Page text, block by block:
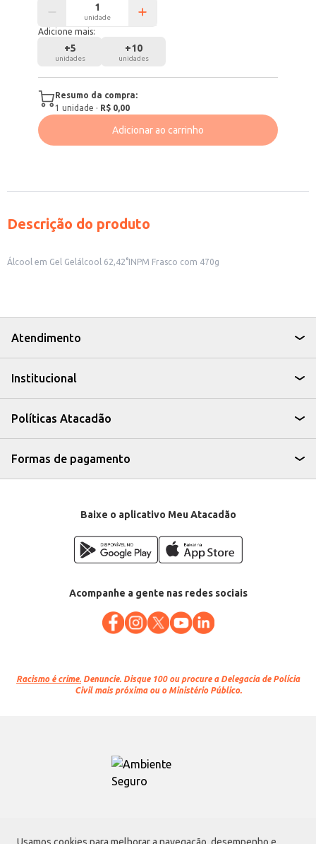
unidade
Adicione mais:
+5
unidades
+10
unidades
Resumo da compra:
1 unidade · R$ 0,00
Adicionar ao carrinho
Descrição do produto
Álcool em Gel Gelálcool 62,42°INPM Frasco com 470g
Atendimento
Institucional
Políticas Atacadão
Formas de pagamento
Baixe o aplicativo Meu Atacadão
Acompanhe a gente nas redes sociais
Racismo é crime. Denuncie. Disque 100 ou procure a Delegacia de Polícia
Civil mais próxima ou o Ministério Público.